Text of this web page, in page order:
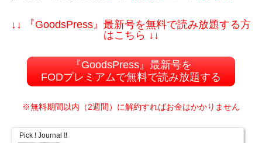
↓↓ 『GoodsPress』最新号を無料で読み放題する方
はこちら ↓↓
『GoodsPress』最新号を
FODプレミアムで無料で読み放題する
※無料期間以内（2週間）に解約すればお金はかかりません
Pick ! Journal !!